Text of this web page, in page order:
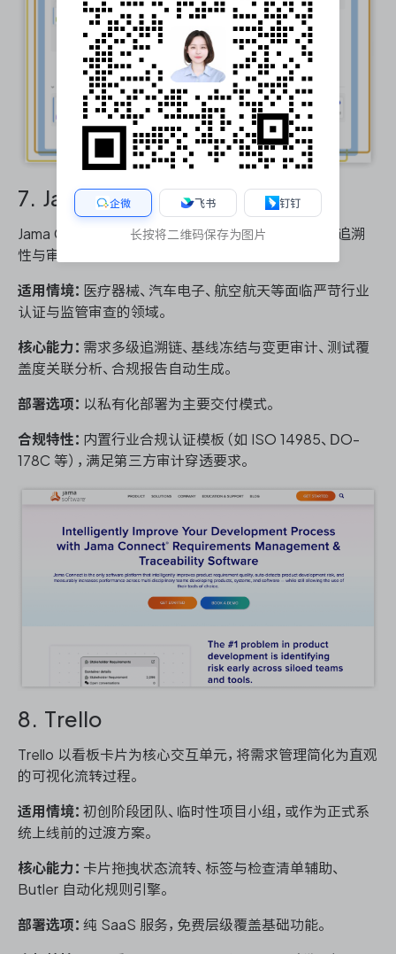
7. Jama Connect
Jama Connect 专为高监管行业设计，其架构围绕可追溯
性与审计就绪性展开。
适用情境： 医疗器械、汽车电子、航空航天等面临严苛行业
认证与监管审查的领域。
核心能力： 需求多级追溯链、基线冻结与变更审计、测试覆
盖度关联分析、合规报告自动生成。
部署选项： 以私有化部署为主要交付模式。
合规特性： 内置行业合规认证模板（如 ISO 14985、DO-
178C 等），满足第三方审计穿透要求。
8. Trello
Trello 以看板卡片为核心交互单元，将需求管理简化为直观
的可视化流转过程。
适用情境： 初创阶段团队、临时性项目小组，或作为正式系
统上线前的过渡方案。
核心能力： 卡片拖拽状态流转、标签与检查清单辅助、
Butler 自动化规则引擎。
部署选项： 纯 SaaS 服务，免费层级覆盖基础功能。
企微 飞书 钉钉
长按将二维码保存为图片